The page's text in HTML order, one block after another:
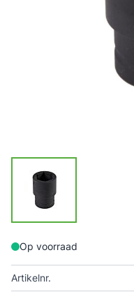
Op voorraad
Artikelnr.